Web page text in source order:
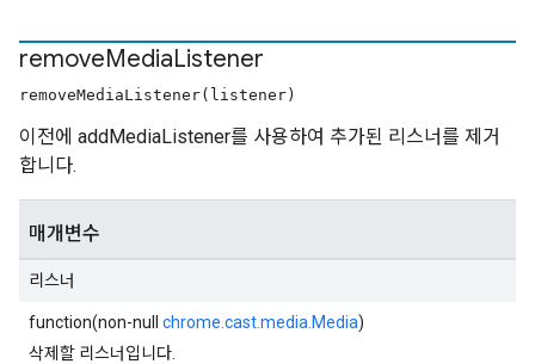
removeMediaListener
removeMediaListener(listener)
이전에 addMediaListener를 사용하여 추가된 리스너를 제거
합니다.
매개변수
리스너
function(non-null chrome.cast.media.Media)
삭제할 리스너입니다.